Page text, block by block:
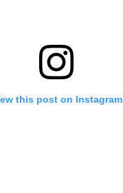
this post on Instagram